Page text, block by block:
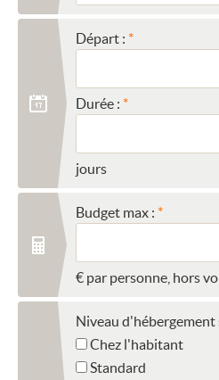
Départ :
Durée :
jours
Budget max :
€ par personne, hors
Niveau d'hébergement
Chez l'habitant
Standard